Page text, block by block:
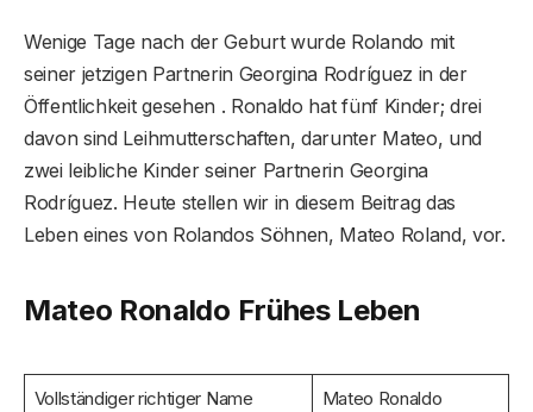
Wenige Tage nach der Geburt wurde Rolando mit
seiner jetzigen Partnerin Georgina Rodríguez in der
Öffentlichkeit gesehen . Ronaldo hat fünf Kinder; drei
davon sind Leihmutterschaften, darunter Mateo, und
zwei leibliche Kinder seiner Partnerin Georgina
Rodríguez. Heute stellen wir in diesem Beitrag das
Leben eines von Rolandos Söhnen, Mateo Roland, vor.
Mateo Ronaldo Frühes Leben
Vollständiger richtiger Name Mateo Ronaldo